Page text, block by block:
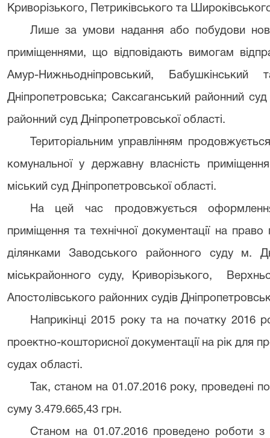
Криворізького, Петриківського та
Лише за умови надання або побудови
приміщеннями, що відповідають вимогам
Амур-Нижньодніпровський,
Дніпропетровська; Саксаганський районний
районний суд Дніпропетровської області.
Територіальним управлінням
комунальної у державну власність
міський суд Дніпропетровської області.
На цей час продовжується
приміщення та технічної документації на
ділянками Заводського районного суду м.
міськрайонного суду, Криворізького,
Апостолівського районних судів
Наприкінці 2015 року та на початку 2016
проектно-кошторисної документації на рік для
судах області.
Так, станом на 01.07.2016 року, проведені
суму 3.479.665,43 грн.
Станом на 01.07.2016 проведено роботи з